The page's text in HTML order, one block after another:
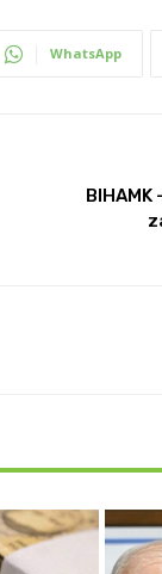
WhatsApp